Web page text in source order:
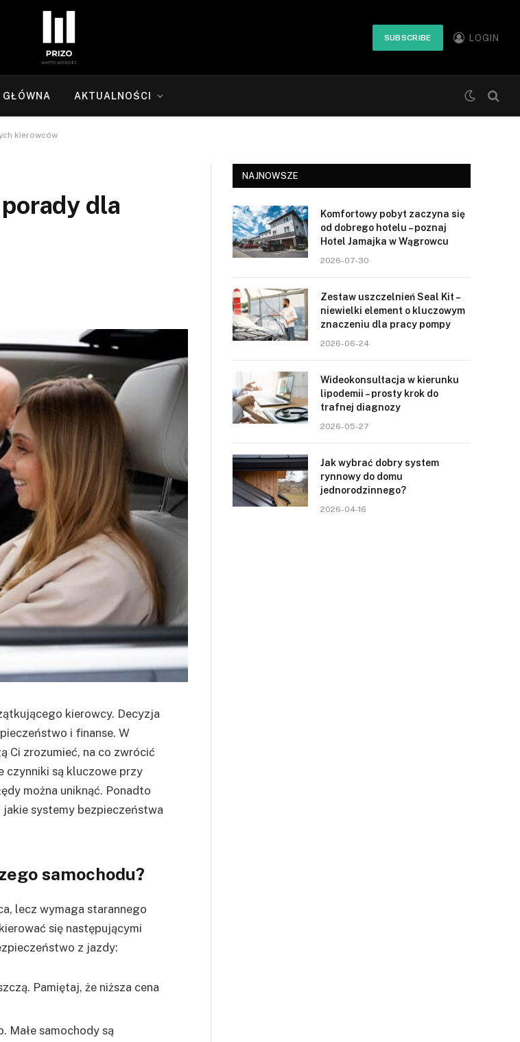
SUBSCRIBE LOGIN
AKTUALNOŚCI
kierowców
dla
kierowcy. Decyzja
i finanse. W
Ci zrozumieć, na co zwrócić
czynniki są kluczowe przy
można uniknąć. Ponadto
systemy bezpieczeństwa
samochodu?
lecz wymaga starannego
się następującymi
z jazdy:
Pamiętaj, że niższa cena
Małe samochody są
NAJNOWSZE
Komfortowy pobyt zaczyna się
od dobrego hotelu – poznaj
Hotel Jamajka w Wągrowcu
2026-07-30
Zestaw uszczelnień Seal Kit –
niewielki element o kluczowym
znaczeniu dla pracy pompy
2026-06-24
Wideokonsultacja w kierunku
lipodemii – prosty krok do
trafnej diagnozy
2026-05-27
Jak wybrać dobry system
rynnowy do domu
jednorodzinnego?
2026-04-16